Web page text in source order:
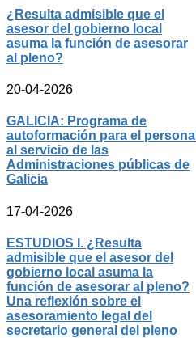
¿Resulta admisible que el
asesor del gobierno local
asuma la función de asesorar
al pleno?
20-04-2026
GALICIA: Programa de
autoformación para el personal
al servicio de las
Administraciones públicas de
Galicia
17-04-2026
ESTUDIOS I. ¿Resulta
admisible que el asesor del
gobierno local asuma la
función de asesorar al pleno?
Una reflexión sobre el
asesoramiento legal del
secretario general del pleno